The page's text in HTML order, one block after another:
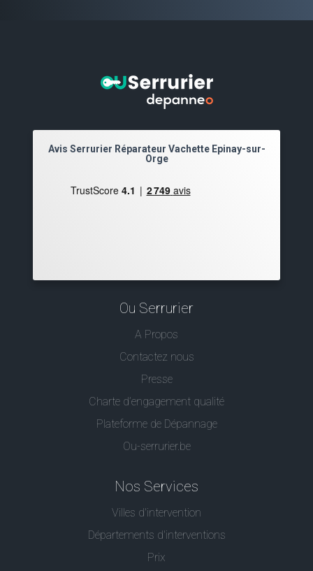
Avis Serrurier Réparateur Vachette Epinay-sur-
Orge
Ou Serrurier
A Propos
Contactez nous
Presse
Charte d’engagement qualité
Plateforme de Dépannage
Ou-serrurier.be
Nos Services
Villes d'intervention
Départements d'interventions
Prix